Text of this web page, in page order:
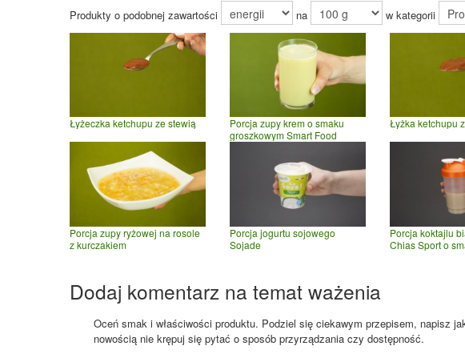
Produkty o podobnej zawartości na w kategorii
Łyżeczka ketchupu ze stewią
Porcja zupy krem o smaku
groszkowym Smart Food
Łyżka ketchupu
Porcja zupy ryżowej na rosole
z kurczakiem
Porcja jogurtu sojowego
Sojade
Porcja koktajlu
Chias Sport o
Dodaj komentarz na temat ważenia
Oceń smak i właściwości produktu. Podziel się ciekawym przepisem, napisz
nowością nie krępuj się pytać o sposób przyrządzania czy dostępność.